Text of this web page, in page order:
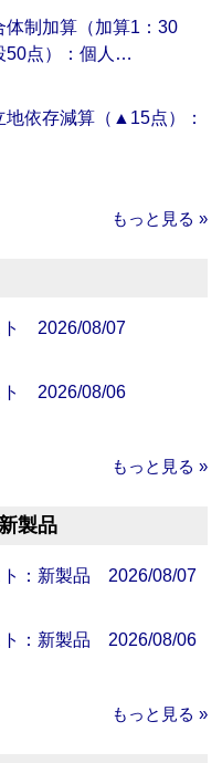
体制加算（加算1：30
50点）：個人…
地依存減算（▲15点）：
もっと見る »
ト 2026/08/07
ト 2026/08/06
もっと見る »
製品
ト：新製品 2026/08/07
ト：新製品 2026/08/06
もっと見る »